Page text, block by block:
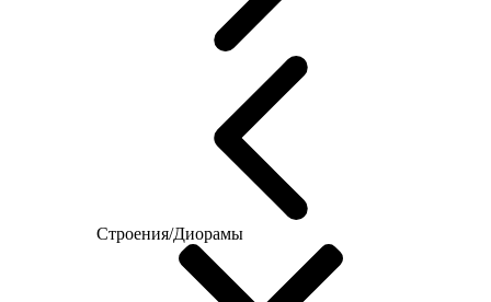
Строения/Диорамы